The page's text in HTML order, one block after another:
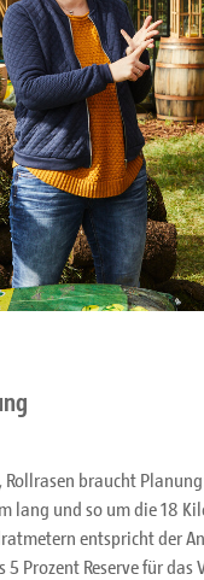
Rollrasen braucht
lang und so um die 18
entspricht der
Prozent Reserve für das